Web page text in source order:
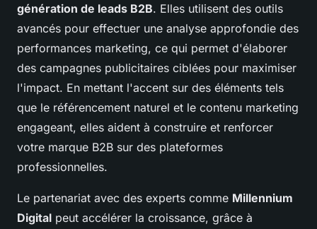
génération de leads B2B. Elles utilisent des outils
avancés pour effectuer une analyse approfondie des
performances marketing, ce qui permet d'élaborer
des campagnes publicitaires ciblées pour maximiser
l'impact. En mettant l'accent sur des éléments tels
que le référencement naturel et le contenu marketing
engageant, elles aident à construire et renforcer
votre marque B2B sur des plateformes
professionnelles.
Le partenariat avec des experts comme Millennium
Digital peut accélérer la croissance, grâce à